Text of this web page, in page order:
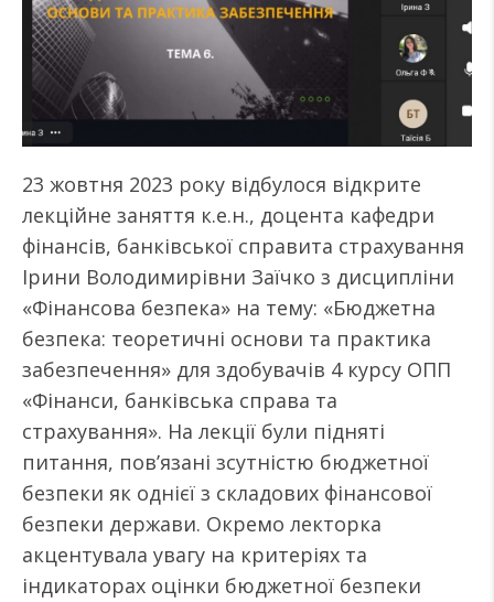
23 жовтня 2023 року відбулося відкрите
лекційне заняття к.е.н., доцента кафедри
фінансів, банківської справита страхування
Ірини Володимирівни Заїчко з дисципліни
«Фінансова безпека» на тему: «Бюджетна
безпека: теоретичні основи та практика
забезпечення» для здобувачів 4 курсу ОПП
«Фінанси, банківська справа та
страхування». На лекції були підняті
питання, пов’язані зсутністю бюджетної
безпеки як однієї з складових фінансової
безпеки держави. Окремо лекторка
акцентувала увагу на критеріях та
індикаторах оцінки бюджетної безпеки